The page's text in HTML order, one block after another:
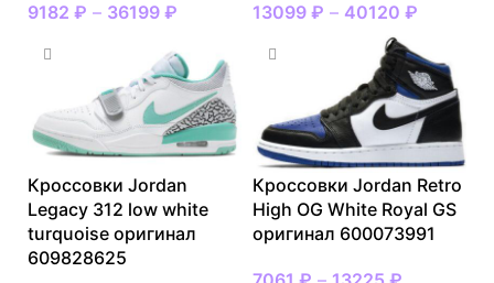
9182 ₽ – 36199 ₽ 13099 ₽ – 40120 ₽
Кроссовки Jordan
Legacy 312 low white
turquoise оригинал
609828625
Кроссовки Jordan Retro
High OG White Royal GS
оригинал 600073991